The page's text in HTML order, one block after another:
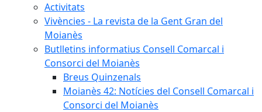
Activitats
Vivències - La revista de la Gent Gran del
Moianès
Butlletins informatius Consell Comarcal i
Consorci del Moianès
Breus Quinzenals
Moianès 42: Notícies del Consell Comarcal i
Consorci del Moianès